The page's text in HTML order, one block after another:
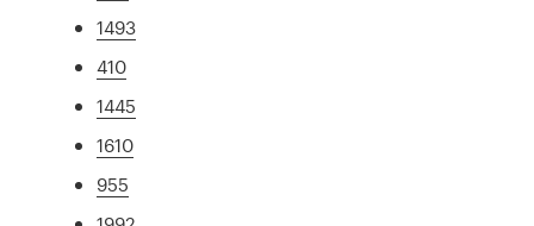
1493
410
1445
1610
955